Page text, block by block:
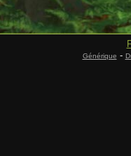
Générique -